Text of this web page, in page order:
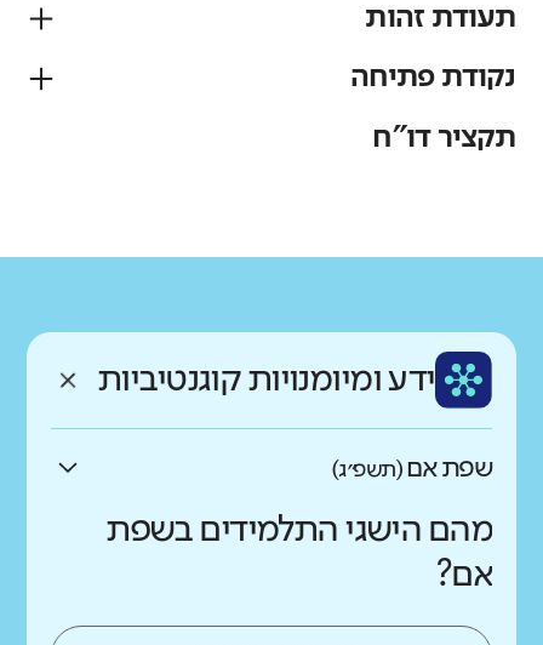
תעודת זהות
פיקוח
נקודת פתיחה
רקע חברתי כלכלי
ממוצע תלמידים בכיתה
גבוה נמוך
תקציר דו"ח
ידע ומיומנויות קוגנטיביות
שפת אם(תשפ״ג)
מהם הישגי התלמידים בשפת
אם?